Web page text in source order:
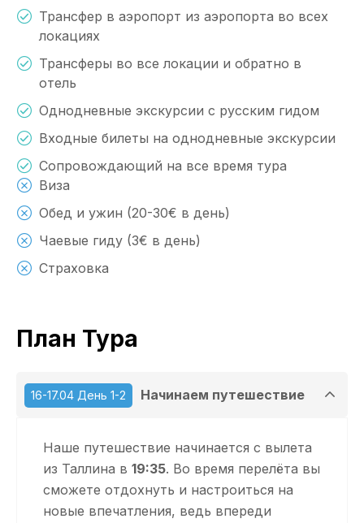
Трансфер в аэропорт из аэропорта во всех
локациях
Трансферы во все локации и обратно в
отель
Однодневные экскурсии с русским гидом
Входные билеты на однодневные экскурсии
Сопровождающий на все время тура
Виза
Обед и ужин (20-30€ в день)
Чаевые гиду (3€ в день)
Страховка
План Тура
16-17.04 День 1-2 Начинаем путешествие
Наше путешествие начинается с вылета
из Таллина в 19:35. Во время перелёта вы
сможете отдохнуть и настроиться на
новые впечатления, ведь впереди